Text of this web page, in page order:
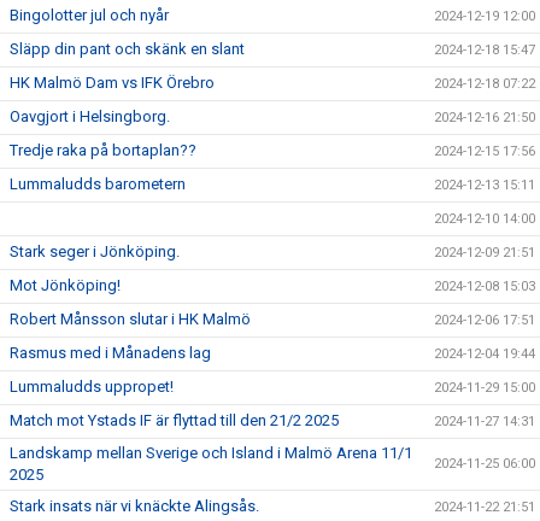
Bingolotter jul och nyår 2024-12-19 12:00
Släpp din pant och skänk en slant 2024-12-18 15:47
HK Malmö Dam vs IFK Örebro 2024-12-18 07:22
Oavgjort i Helsingborg. 2024-12-16 21:50
Tredje raka på bortaplan?? 2024-12-15 17:56
Lummaludds barometern 2024-12-13 15:11
2024-12-10 14:00
Stark seger i Jönköping. 2024-12-09 21:51
Mot Jönköping! 2024-12-08 15:03
Robert Månsson slutar i HK Malmö 2024-12-06 17:51
Rasmus med i Månadens lag 2024-12-04 19:44
Lummaludds uppropet! 2024-11-29 15:00
Match mot Ystads IF är flyttad till den 21/2 2025 2024-11-27 14:31
Landskamp mellan Sverige och Island i Malmö Arena 11/1
2025
2024-11-25 06:00
Stark insats när vi knäckte Alingsås. 2024-11-22 21:51